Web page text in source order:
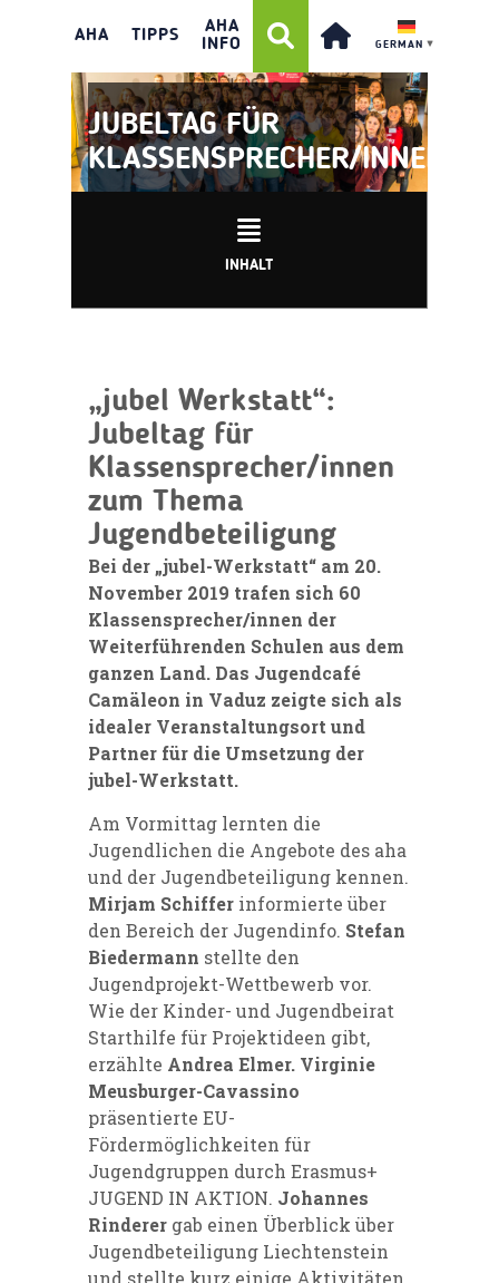
AHA TIPPS
AHA
INFO
GERMAN ▼
JUBELTAG FÜR
KLASSENSPRECHER/INNEN
INHALT
„jubel Werkstatt“:
Jubeltag für
Klassensprecher/innen
zum Thema
Jugendbeteiligung
Bei der „jubel-Werkstatt“ am 20.
November 2019 trafen sich 60
Klassensprecher/innen der
Weiterführenden Schulen aus dem
ganzen Land. Das Jugendcafé
Camäleon in Vaduz zeigte sich als
idealer Veranstaltungsort und
Partner für die Umsetzung der
jubel-Werkstatt.
Am Vormittag lernten die
Jugendlichen die Angebote des aha
und der Jugendbeteiligung kennen.
Mirjam Schiffer informierte über
den Bereich der Jugendinfo. Stefan
Biedermann stellte den
Jugendprojekt-Wettbewerb vor.
Wie der Kinder- und Jugendbeirat
Starthilfe für Projektideen gibt,
erzählte Andrea Elmer. Virginie
Meusburger-Cavassino
präsentierte EU-
Fördermöglichkeiten für
Jugendgruppen durch Erasmus+
JUGEND IN AKTION. Johannes
Rinderer gab einen Überblick über
Jugendbeteiligung Liechtenstein
und stellte kurz einige Aktivitäten